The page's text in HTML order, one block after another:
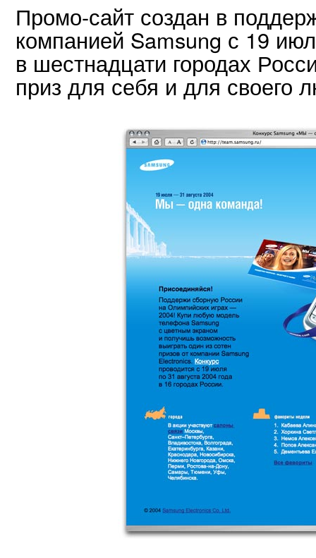
Промо-сайт создан в
компанией Samsung с 19
в шестнадцати городах
приз для себя и для своего